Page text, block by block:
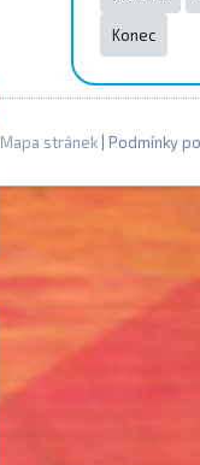
Konec
Mapa stránek | Podmínky